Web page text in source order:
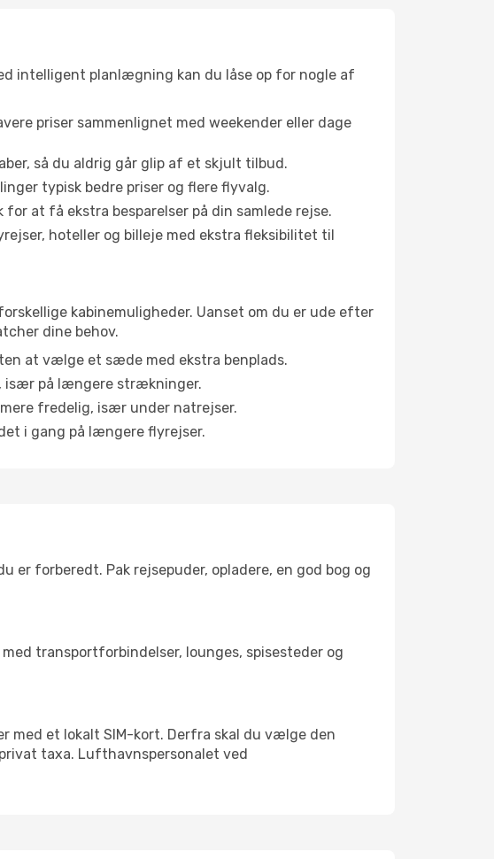
intelligent planlægning kan du låse op for nogle af
priser sammenlignet med weekender eller dage
så du aldrig går glip af et skjult tilbud.
typisk bedre priser og flere flyvalg.
at få ekstra besparelser på din samlede rejse.
hoteller og billeje med ekstra fleksibilitet til
kabinemuligheder. Uanset om du er ude efter
dine behov.
at vælge et sæde med ekstra benplads.
især på længere strækninger.
fredelig, især under natrejser.
i gang på længere flyrejser.
forberedt. Pak rejsepuder, opladere, en god bog og
transportforbindelser, lounges, spisesteder og
med et lokalt SIM-kort. Derfra skal du vælge den
taxa. Lufthavnspersonalet ved